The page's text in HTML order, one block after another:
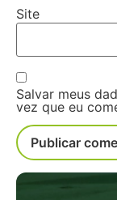
Site
Salvar meus
vez que eu